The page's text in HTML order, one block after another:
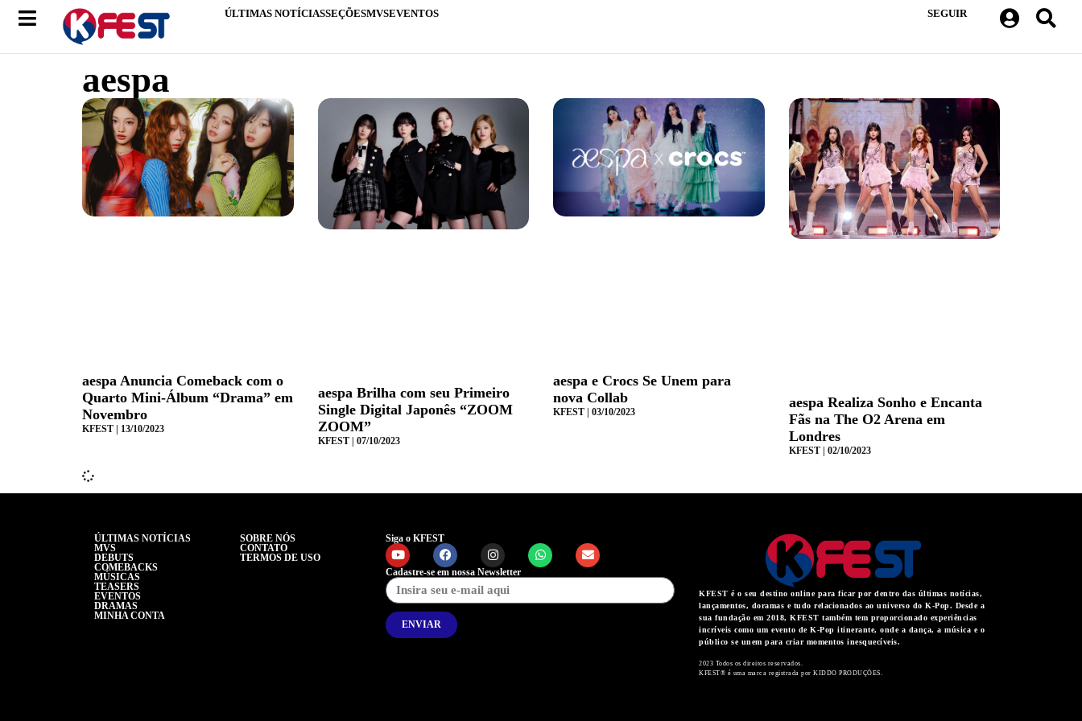
ÚLTIMAS NOTÍCIASSEÇÕESMVSEVENTOS SEGUIR
aespa
aespa Anuncia Comeback com o
Quarto Mini-Álbum “Drama” em
Novembro
KFEST 13/10/2023
aespa Brilha com seu Primeiro
Single Digital Japonês “ZOOM
ZOOM”
KFEST 07/10/2023
aespa e Crocs Se Unem para
nova Collab
KFEST 03/10/2023
aespa Realiza Sonho e Encanta
Fãs na The O2 Arena em
Londres
KFEST 02/10/2023
ÚLTIMAS NOTÍCIAS
MVS
DEBUTS
COMEBACKS
MÚSICAS
TEASERS
EVENTOS
DRAMAS
MINHA CONTA
SOBRE NÓS
CONTATO
TERMOS DE USO
Siga o KFEST
Cadastre-se em nossa Newsletter
ENVIAR
KFEST é o seu destino online para ficar por dentro das últimas notícias,
lançamentos, doramas e tudo relacionados ao universo do K-Pop. Desde a
sua fundação em 2018, KFEST também tem proporcionado experiências
incríveis como um evento de K-Pop itinerante, onde a dança, a música e o
público se unem para criar momentos inesquecíveis.
2023 Todos os direitos reservados.
KFEST® é uma marca registrada por KIDDO PRODUÇÕES.